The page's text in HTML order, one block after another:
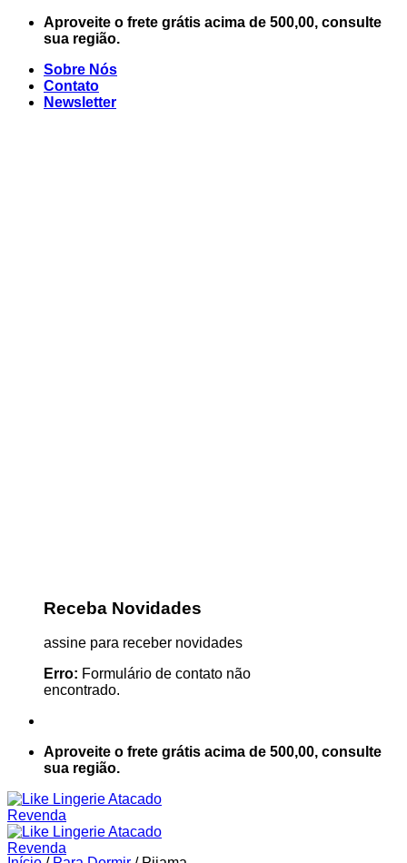
Skip
Aproveite o frete grátis acima de 500,00, consulte
sua região.
Sobre Nós
Contato
Newsletter
Receba Novidades
assine para receber novidades
Erro: Formulário de contato não
encontrado.
Aproveite o frete grátis acima de 500,00, consulte
sua região.